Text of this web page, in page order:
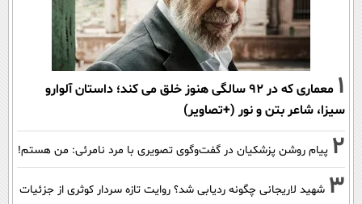
1
معماری که در 92 سالگی هنوز خلق می کند؛ داستان آلوارو
سیزا، شاعر بتن و نور (+تصاویر)
2 پیام روشن پزشکیان در گفت‌و‌گوی تصویری با مرد نامرئی: من هستم!
3 شهید لاریجانی چگونه ردیابی شد؟ روایت تازه سردار کوثری از جزئیات